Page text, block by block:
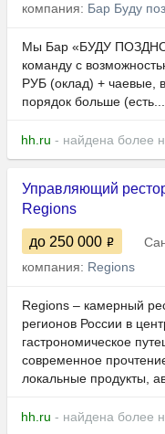
компания: Бар Буду
Мы Бар «БУДУ
команду с
РУБ (оклад) + чаевые,
порядок больше (есть...
hh.ru - найдена более
Управляющий
Regions
до 250 000
компания: Regions
Regions – камерный
регионов России в
гастрономическое
современное
локальные продукты,
hh.ru - найдена более